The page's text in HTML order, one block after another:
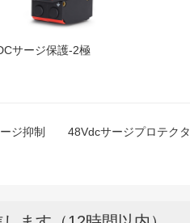
サージ保護-2極
ジ抑制 48Vdcサージプロテクタ